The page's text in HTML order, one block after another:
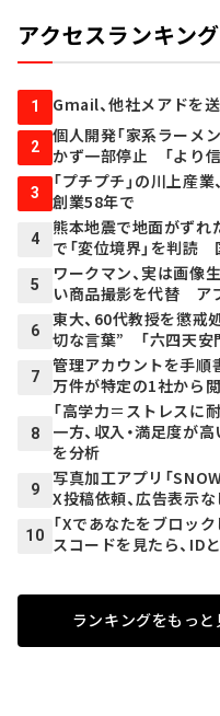
アクセスランキング
1 Gmail、他社メアドを
2
個人開発「家系ラーメ
かず一部停止 「より
3
「プチプチ」の川上産
創業58年で
4
熊本地震で地面がず
で「変位境界」を判読
5
ワークマン、実は画
い商品撮影を代替 ア
6
東大、60代教授を懲
切な言葉” 「六四天安
7
管理アカウントを手順
万件が特定の1社から
8
「高学力＝ストレスに
一方、収入・満足度
を分析
9
写真加工アプリ「
X投稿依頼、広告表示
10
「Xであなたをブロッ
スコードを見たら、ID
ランキングをもっと